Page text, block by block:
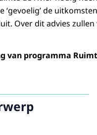
‘gevoelig’ de
Over dit advies
van programma